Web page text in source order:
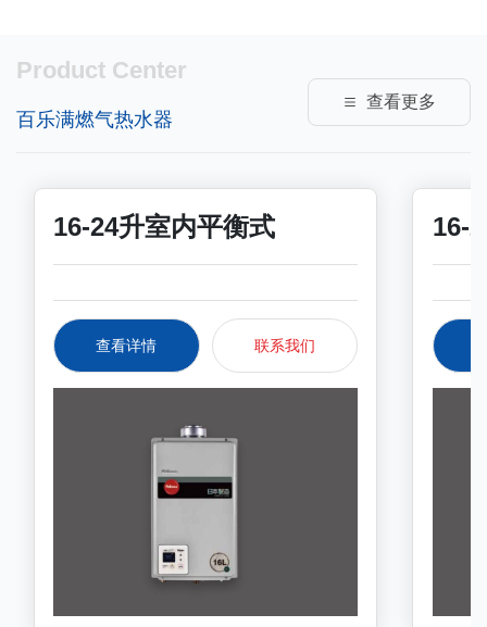
Product Center
百乐满燃气热水器
查看更多
16-24升室内平衡式
查看详情 联系我们
16-